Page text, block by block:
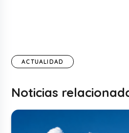
ACTUALIDAD
Noticias